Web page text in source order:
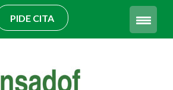
PIDE CITA